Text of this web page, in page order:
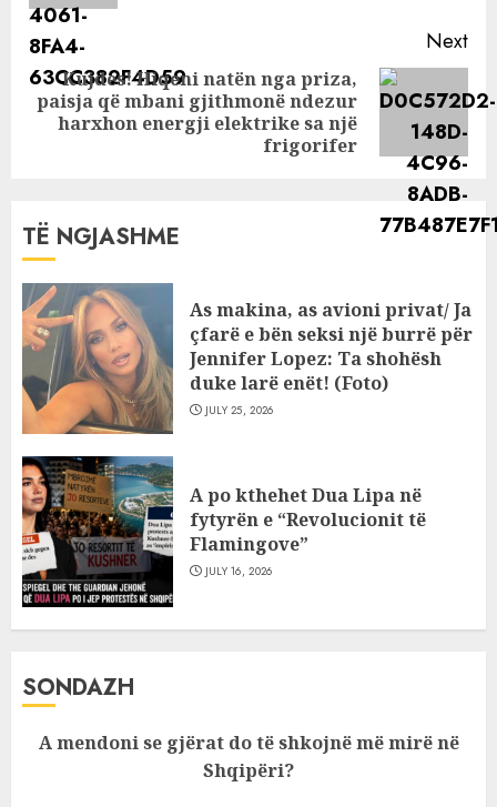
Next
Next
post:
Kujdes! Hiqeni natën nga priza,
paisja që mbani gjithmonë ndezur
harxhon energji elektrike sa një
frigorifer
TË NGJASHME
As makina, as avioni privat/ Ja
çfarë e bën seksi një burrë për
Jennifer Lopez: Ta shohësh
duke larë enët! (Foto)
JULY 25, 2026
A po kthehet Dua Lipa në
fytyrën e “Revolucionit të
Flamingove”
JULY 16, 2026
SONDAZH
A mendoni se gjërat do të shkojnë më mirë në
Shqipëri?